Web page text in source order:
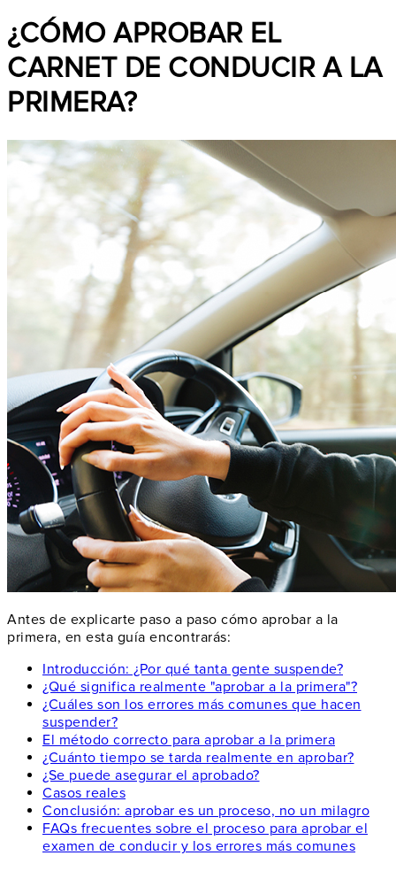
¿CÓMO APROBAR EL
CARNET DE CONDUCIR A LA
PRIMERA?
Antes de explicarte paso a paso cómo aprobar a la
primera, en esta guía encontrarás:
Introducción: ¿Por qué tanta gente suspende?
¿Qué significa realmente "aprobar a la primera"?
¿Cuáles son los errores más comunes que hacen
suspender?
El método correcto para aprobar a la primera
¿Cuánto tiempo se tarda realmente en aprobar?
¿Se puede asegurar el aprobado?
Casos reales
Conclusión: aprobar es un proceso, no un milagro
FAQs frecuentes sobre el proceso para aprobar el
examen de conducir y los errores más comunes